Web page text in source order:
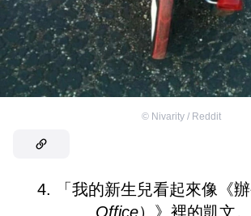
© Nivarity / Reddit
4. 「我的新生兒看起來像《
Office）》裡的凱文。